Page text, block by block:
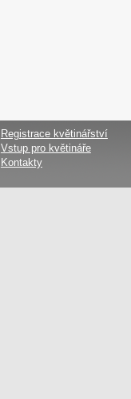
Registrace květinářství
Vstup pro květináře
Kontakty